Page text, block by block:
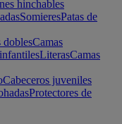
hinchables
SomieresPatas de
doblesCamas
LiterasCamas
Cabeceros juveniles
Protectores de